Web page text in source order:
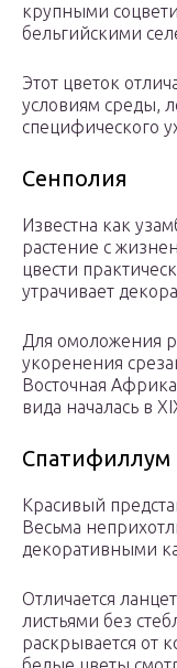
крупными
бельгийскими
Этот цветок
условиям среды,
специфического
Сенполия
Известна как
растение с
цвести
утрачивает
Для омоложения
укоренения
Восточная
вида началась в
Спатифиллум
Красивый
Весьма
декоративными
Отличается
листьями без
раскрывается от